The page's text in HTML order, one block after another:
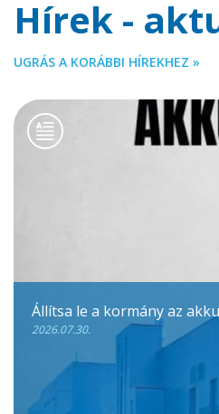
Hírek -
UGRÁS A KORÁBBI HÍREKHEZ »
Állítsa le a kormány az
2026.07.30.